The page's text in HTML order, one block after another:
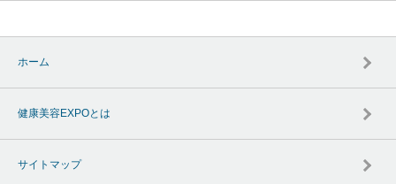
ホーム
健康美容EXPOとは
サイトマップ